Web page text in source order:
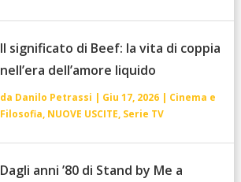
Il significato di Beef: la vita di coppia
nell’era dell’amore liquido
da Danilo Petrassi | Giu 17, 2026| Cinema e
Filosofia, NUOVE USCITE, Serie TV
Dagli anni ’80 di Stand by Me a